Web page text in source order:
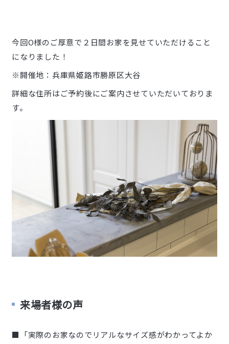
今回O様のご厚意で２日間お家を見せていただけること
になりました！
※開催地：兵庫県姫路市勝原区大谷
詳細な住所はご予約後にご案内させていただいておりま
す。
来場者様の声
■「実際のお家なのでリアルなサイズ感がわかってよか